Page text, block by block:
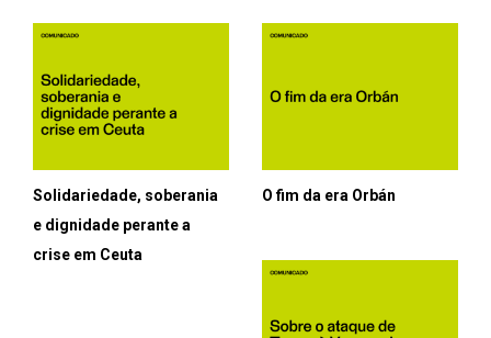
Solidariedade, soberania
e dignidade perante a
crise em Ceuta
O fim da era Orbán